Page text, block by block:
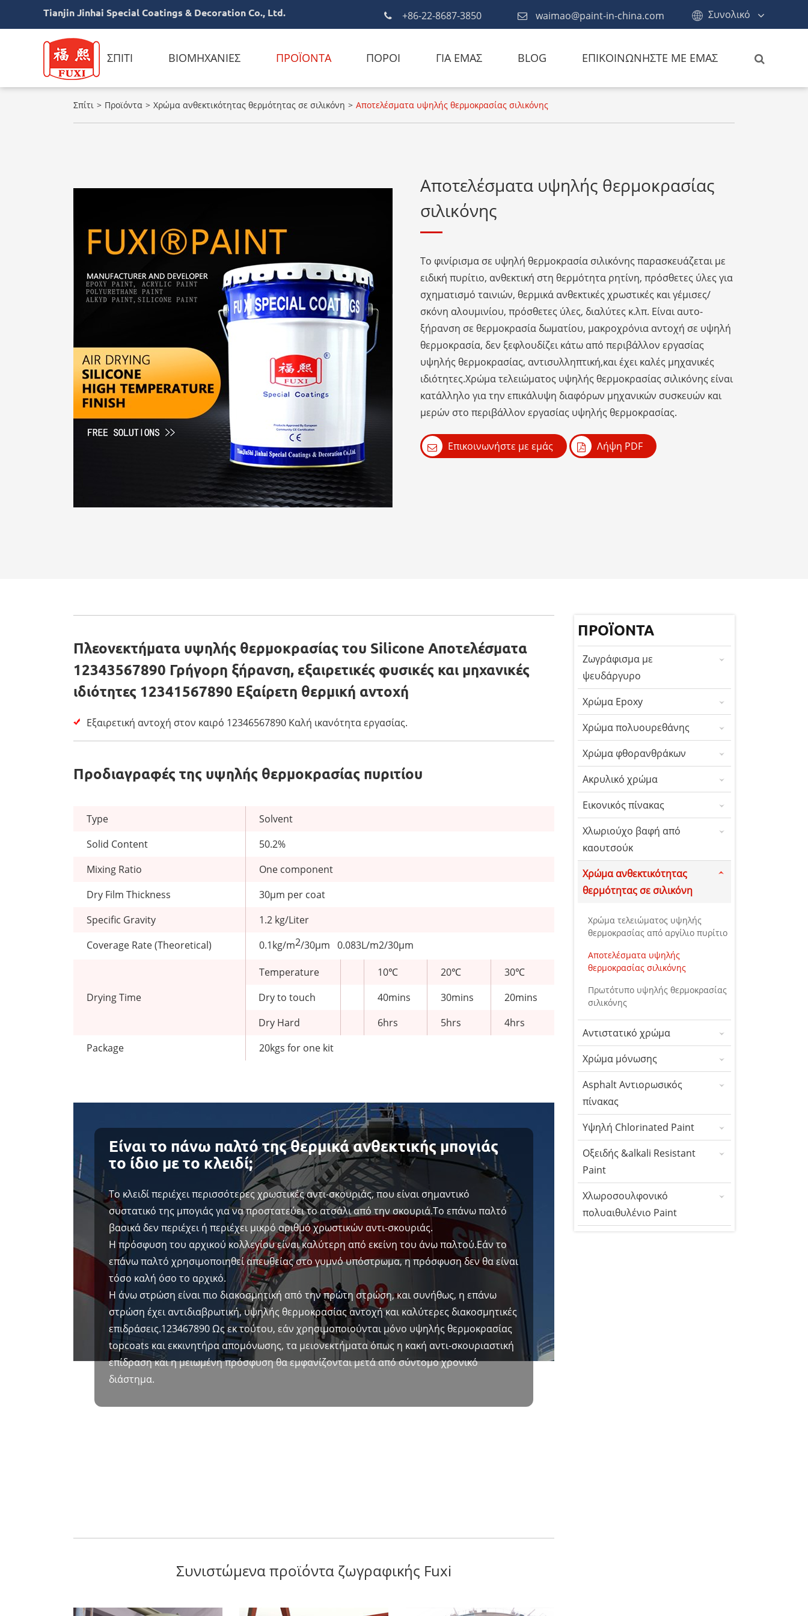
Tianjin Jinhai Special Coatings & Decoration Co., Ltd. +86-22-8687-3850 waimao@paint-in-china.com Συνολικό
ΣΠΊΤΙ ΒΙΟΜΗΧΑΝΊΕΣ ΠΡΟΪΌΝΤΑ ΠΌΡΟΙ ΓΙΑ ΕΜΆΣ BLOG ΕΠΙΚΟΙΝΩΝΉΣΤΕ ΜΕ ΕΜΆΣ
Σπίτι Προϊόντα Χρώμα ανθεκτικότητας θερμότητας σε σιλικόνη Αποτελέσματα υψηλής θερμοκρασίας σιλικόνης
Αποτελέσματα υψηλής θερμοκρασίας
σιλικόνης
Το φινίρισμα σε υψηλή θερμοκρασία σιλικόνης παρασκευάζεται με
ειδική πυρίτιο, ανθεκτική στη θερμότητα ρητίνη, πρόσθετες ύλες για
σχηματισμό ταινιών, θερμικά ανθεκτικές χρωστικές και γέμισες/
σκόνη αλουμινίου, πρόσθετες ύλες, διαλύτες κ.λπ. Είναι αυτο-
ξήρανση σε θερμοκρασία δωματίου, μακροχρόνια αντοχή σε υψηλή
θερμοκρασία, δεν ξεφλουδίζει κάτω από περιβάλλον εργασίας
υψηλής θερμοκρασίας, αντισυλληπτική,και έχει καλές μηχανικές
ιδιότητες.Χρώμα τελειώματος υψηλής θερμοκρασίας σιλικόνης είναι
κατάλληλο για την επικάλυψη διαφόρων μηχανικών συσκευών και
μερών στο περιβάλλον εργασίας υψηλής θερμοκρασίας.
Επικοινωνήστε με εμάς Λήψη PDF
Πλεονεκτήματα υψηλής θερμοκρασίας του Silicone Αποτελέσματα
12343567890 Γρήγορη ξήρανση, εξαιρετικές φυσικές και μηχανικές
ιδιότητες 12341567890 Εξαίρετη θερμική αντοχή
Εξαιρετική αντοχή στον καιρό 12346567890 Καλή ικανότητα εργασίας.
Προδιαγραφές της υψηλής θερμοκρασίας πυριτίου
Type
Solvent
Solid Content
50.2%
Mixing Ratio
One component
Dry Film Thickness
30μm per coat
Specific Gravity
1.2 kg/Liter
Coverage Rate (Theoretical)
0.1kg/m2/30μm 0.083L/m2/30μm
Drying Time
Temperature 10℃ 20℃
30℃
Dry to touch
40mins 30mins
20mins
Dry Hard
6hrs 5hrs
4hrs
Package
20kgs for one kit
Είναι το πάνω παλτό της θερμικά ανθεκτικής μπογιάς
το ίδιο με το κλειδί;
Το κλειδί περιέχει περισσότερες χρωστικές αντι-σκουριάς, που είναι σημαντικό
συστατικό της μπογιάς για να προστατεύει το ατσάλι από την σκουριά.Το επάνω παλτό
βασικά δεν περιέχει ή περιέχει μικρό αριθμό χρωστικών αντι-σκουριάς.
Η πρόσφυση του αρχικού κολλεγίου είναι καλύτερη από εκείνη του άνω παλτού.Εάν το
επάνω παλτό χρησιμοποιηθεί απευθείας στο γυμνό υπόστρωμα, η πρόσφυση δεν θα είναι
τόσο καλή όσο το αρχικό.
Η άνω στρώση είναι πιο διακοσμητική από την πρώτη στρώση, και συνήθως, η επάνω
στρώση έχει αντιδιαβρωτική, υψηλής θερμοκρασίας αντοχή και καλύτερες διακοσμητικές
επιδράσεις.123467890 Ως εκ τούτου, εάν χρησιμοποιούνται μόνο υψηλής θερμοκρασίας
topcoats και εκκινητήρα απομόνωσης, τα μειονεκτήματα όπως η κακή αντι-σκουριαστική
επίδραση και η μειωμένη πρόσφυση θα εμφανίζονται μετά από σύντομο χρονικό
διάστημα.
Συνιστώμενα προϊόντα ζωγραφικής Fuxi
ΠΡΟΪΌΝΤΑ
Ζωγράφισμα με
ψευδάργυρο
Χρώμα Epoxy
Χρώμα πολυουρεθάνης
Χρώμα φθορανθράκων
Ακρυλικό χρώμα
Εικονικός πίνακας
Χλωριούχο βαφή από
καουτσούκ
Χρώμα ανθεκτικότητας
θερμότητας σε σιλικόνη
Χρώμα τελειώματος υψηλής
θερμοκρασίας από αργίλιο πυρίτιο
Αποτελέσματα υψηλής
θερμοκρασίας σιλικόνης
Πρωτότυπο υψηλής θερμοκρασίας
σιλικόνης
Αντιστατικό χρώμα
Χρώμα μόνωσης
Asphalt Αντιορωσικός
πίνακας
Υψηλή Chlorinated Paint
Οξειδής &alkali Resistant
Paint
Χλωροσουλφονικό
πολυαιθυλένιο Paint